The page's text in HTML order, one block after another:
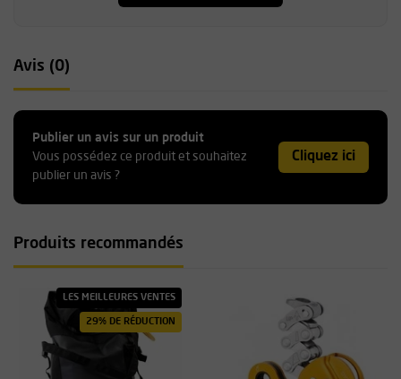
Avis (0)
Publier un avis sur un produit
Vous possédez ce produit et souhaitez
publier un avis ?
Cliquez ici
Produits recommandés
LES MEILLEURES VENTES
29% DE RÉDUCTION